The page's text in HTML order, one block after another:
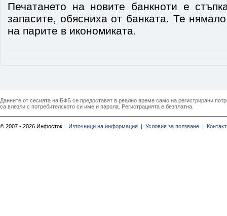
Печатането на новите банкноти е
запасите, обясниха от банката. Те
на парите в икономиката.
Данните от сесията на БФБ се предоставят в реално време само на регистрирани
са влезли с потребителското си име и парола. Регистрацията е безплатна.
© 2007 - 2026 Инфосток Източници на информация | Условия за ползване |